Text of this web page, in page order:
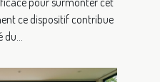
ce dispositif contribue
du...